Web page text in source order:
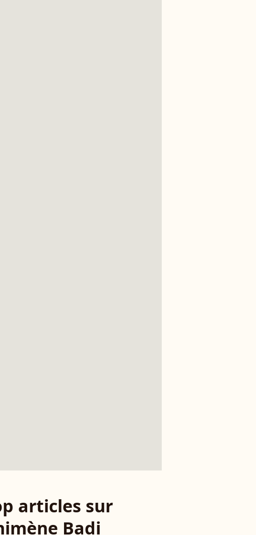
articles sur
Badi